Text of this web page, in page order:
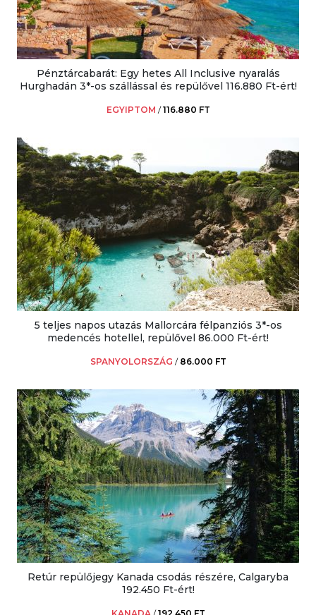
Pénztárcabarát: Egy hetes All Inclusive nyaralás
Hurghadán 3*-os szállással és repülővel 116.880 Ft-ért!
EGYIPTOM /116.880 FT
5 teljes napos utazás Mallorcára félpanziós 3*-os
medencés hotellel, repülővel 86.000 Ft-ért!
SPANYOLORSZÁG / 86.000 FT
Retúr repülőjegy Kanada csodás részére, Calgaryba
192.450 Ft-ért!
KANADA /192.450 FT